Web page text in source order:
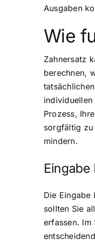
Ausgaben
Wie
Zahnersatz
berechnen,
Prozess,
sorgfältig zu
mindern.
Die Eingabe
sollten Sie
erfassen. Im